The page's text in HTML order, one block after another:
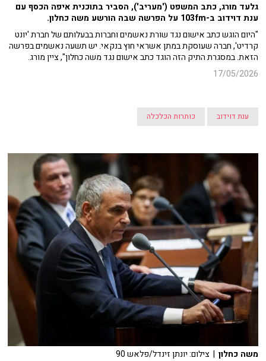
גלעד מורג, כתב המשפט ('מעריב'), הסביר בתוכנית איפה הכסף עם
ענת דוידוב ב-103fm על הפרשה שבה הורשע משה כחלון.
"היום הוגש כתב אישום נגד שורת נאשמים וחברות בבעלותם של חברת 'יונט
קרדיט', חברה שעוסקת במתן אשראי חוץ בנקאי. יש תשעה נאשמים בפרשה
הזאת. במסגרת התיק הזה הוגד כתב אישום נגד משה כחלון", ציין מורג.
17/05/2026
ענת דוידוב כותרות הכלכלה
משה כחלון | צילום: יונתן זינדל/פלאש 90